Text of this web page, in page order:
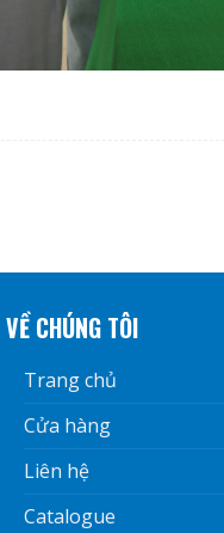
VỀ CHÚNG TÔI
Trang chủ
Cửa hàng
Liên hệ
Catalogue